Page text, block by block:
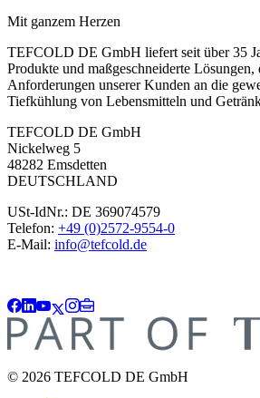
Mit ganzem Herzen
TEFCOLD DE GmbH liefert seit über 35
Produkte und maßgeschneiderte Lösungen,
Anforderungen unserer Kunden an die
Tiefkühlung von Lebensmitteln und
TEFCOLD DE GmbH
Nickelweg 5
48282 Emsdetten
DEUTSCHLAND
USt-IdNr.: DE 369074579
Telefon: +49 (0)2572-9554-0
E-Mail: info@tefcold.de
© 2026 TEFCOLD DE GmbH